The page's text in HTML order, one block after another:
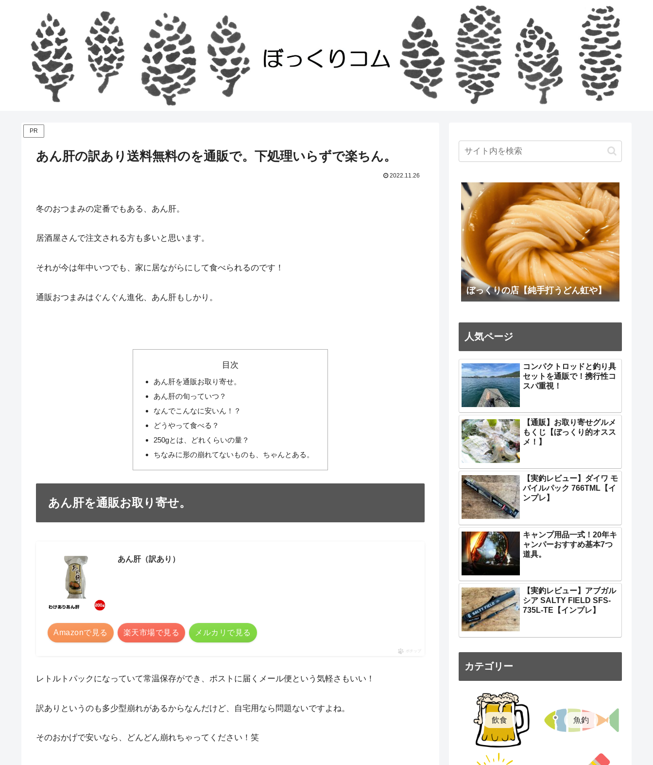
PR
あん肝の訳あり送料無料のを通販で。下処理いらずで楽ちん。
2022.11.26
冬のおつまみの定番でもある、あん肝。
居酒屋さんで注文される方も多いと思います。
それが今は年中いつでも、家に居ながらにして食べられるのです！
通販おつまみはぐんぐん進化、あん肝もしかり。
目次
あん肝を通販お取り寄せ。
あん肝の旬っていつ？
なんでこんなに安いん！？
どうやって食べる？
250gとは、どれくらいの量？
ちなみに形の崩れてないものも、ちゃんとある。
あん肝を通販お取り寄せ。
あん肝（訳あり）
Amazonで見る 楽天市場で見る メルカリで見る
ポチップ
レトルトパックになっていて常温保存ができ、ポストに届くメール便という気軽さもいい！
訳ありというのも多少型崩れがあるからなんだけど、自宅用なら問題ないですよね。
そのおかげで安いなら、どんどん崩れちゃってください！笑
ぼっくりの店【純手打うどん虹や】
人気ページ
コンパクトロッドと釣り具
セットを通販で！携行性コ
スパ重視！
【通販】お取り寄せグルメ
もくじ【ぼっくり的オスス
メ！】
【実釣レビュー】ダイワ モ
バイルパック 766TML【イ
ンプレ】
キャンプ用品一式！20年キ
ャンパーおすすめ基本7つ
道具。
【実釣レビュー】アブガル
シア SALTY FIELD SFS-
735L-TE【インプレ】
カテゴリー
飲食 魚釣